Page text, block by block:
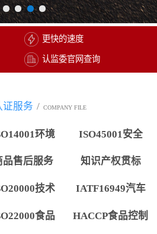
更快的速度
认监委官网查询
证服务 / COMPANY FILE
环境 ISO45001安全
品售后服务 知识产权贯标
技术 IATF16949汽车
食品 HACCP食品控制